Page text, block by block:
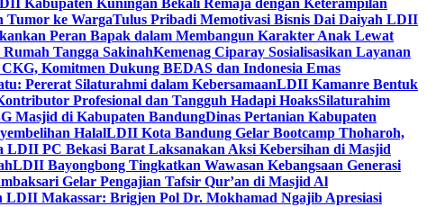
Kabupaten Kuningan Bekali Remaja dengan Keterampilan
Tumor ke WargaTulus Pribadi Memotivasi Bisnis Dai Daiyah LDII
Peran Bapak dalam Membangun Karakter Anak Lewat
Tangga SakinahKemenag Ciparay Sosialisasikan Layanan
Komitmen Dukung BEDAS dan Indonesia Emas
Pererat Silaturahmi dalam KebersamaanLDII Kamanre Bentuk
Profesional dan Tangguh Hadapi HoaksSilaturahim
Masjid di Kabupaten BandungDinas Pertanian Kabupaten
HalalLDII Kota Bandung Gelar Bootcamp Thoharoh,
LDII PC Bekasi Barat Laksanakan Aksi Kebersihan di Masjid
LDII Bayongbong Tingkatkan Wawasan Kebangsaan Generasi
Gelar Pengajian Tafsir Qur’an di Masjid Al
LDII Makassar: Brigjen Pol Dr. Mokhamad Ngajib Apresiasi